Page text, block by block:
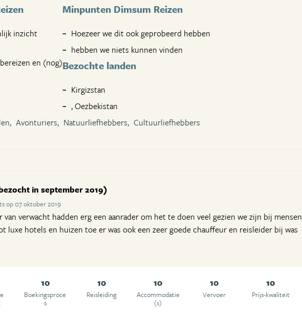
inzicht
en (nog)
Minpunten Dimsum Reizen
Hoezeer we dit ook geprobeerd hebben
hebben we niets kunnen vinden
Bezochte landen
Kirgizstan
, Oezbekistan
Avonturiers, Natuurliefhebbers, Cultuurliefhebbers
in september 2019)
op 07 oktober 2019
van verwacht hadden erg een aanrader om het te doen veel gezien we zijn bij mensen
luxe hotels en huizen toe er was ook een zeer goede chauffeur en reisleider bij was
10
Boekingsproce
s
10
Reisleiding
10
Accommodatie
(s)
10
Vervoer
10
Prijs-kwaliteit